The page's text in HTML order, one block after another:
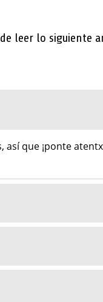
leer lo siguiente
que ¡ponte